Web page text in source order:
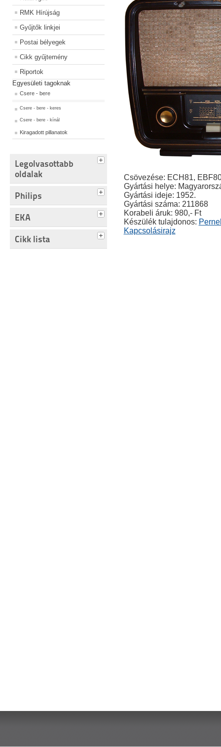
RMK Hírújság
Gyűjtők linkjei
Postai bélyegek
Cikk gyűjtemény
Riportok
Egyesületi tagoknak
Csere - bere
Csere - bere - keres
Csere - bere - kínál
Kiragadott pillanatok
Legolvasottabb
oldalak
Philips
EKA
Cikk lista
Csövezése: ECH81,
Gyártási helye:
Gyártási ideje: 1952.
Gyártási száma: 211868
Korabeli áruk: 980,- Ft
Készülék tulajdonos:
Kapcsolásirajz